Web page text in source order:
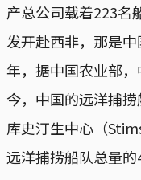
产总公司载着223名
发开赴西非，那是
年，据中国农业部
今，中国的远洋捕
库史汀生中心（
远洋捕捞船队总量的